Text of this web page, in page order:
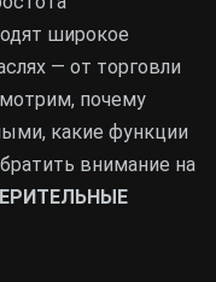
широкое
— от торговли
почему
какие функции
внимание на